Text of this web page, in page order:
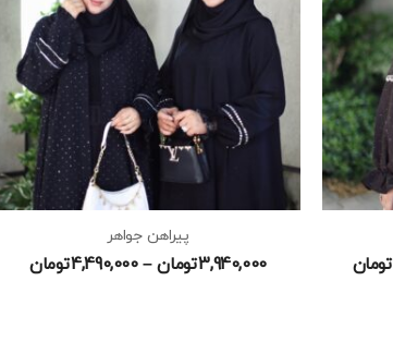
تومان
پیراهن جواهر
تومان3,940,000
– تومان4,490,000